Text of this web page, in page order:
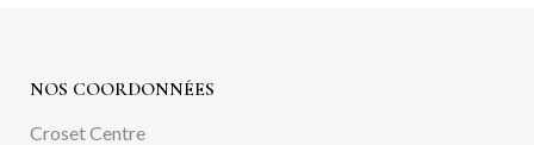
NOS COORDONNÉES
Croset Centre